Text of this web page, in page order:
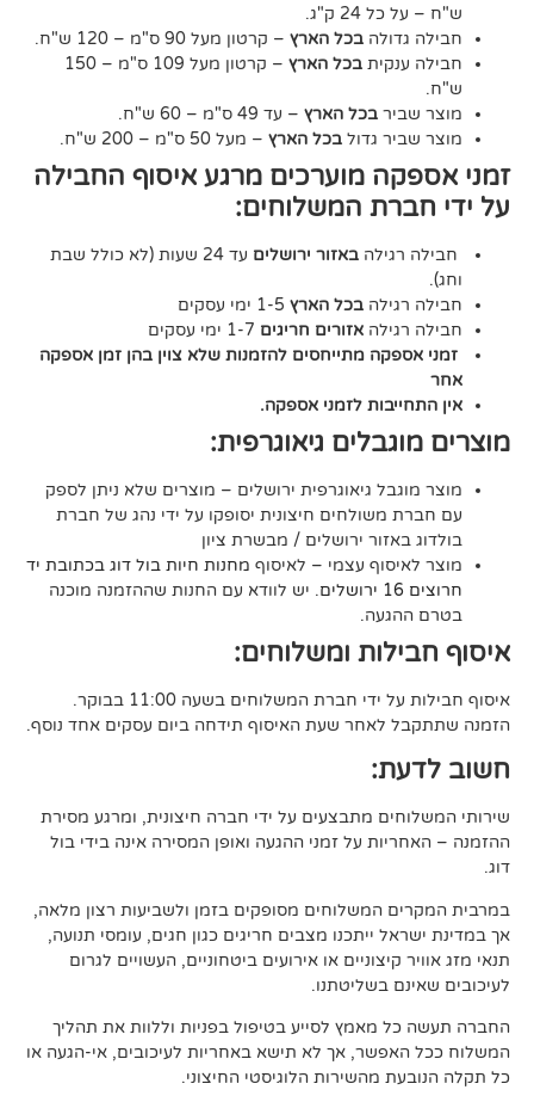
בכל הארץ – קרטון מעל 90 ס"מ – 120 ש"ח.
בכל הארץ – קרטון מעל 109 ס"מ – 150
בכל הארץ– עד 49 ס"מ – 60 ש"ח.
גדול
בכל הארץ– מעל 50 ס"מ – 200 ש"ח.
מוערכים מרגע איסוף החבילה
המשלוחים:
באזור ירושלים עד 24 שעות (לא כולל שבת
בכל הארץ1-5 ימי עסקים
אזורים חריגים1-7 ימי עסקים
מתייחסים להזמנות שלא צוין בהן זמן אספקה
לזמני אספקה.
גיאוגרפית:
גיאוגרפית ירושלים – מוצרים שלא ניתן לספק
חיצונית יסופקו על ידי נהג של חברת
ירושלים / מבשרת ציון
עצמי – לאיסוףמחנות חיות בול דוג בכתובת יד
. יש לוודא עם החנות שההזמנה מוכנה
ומשלוחים:
חברת המשלוחים בשעה 11:00 בבוקר.
לאחר שעת האיסוף תידחה ביום עסקים אחד נוסף.
מתבצעים על ידי חברה חיצונית, ומרגע מסירת
על זמני ההגעה ואופן המסירה אינה בידי בול
המשלוחים מסופקים בזמן ולשביעות רצון מלאה,
ייתכנו מצבים חריגים כגון חגים, עומסי תנועה,
או אירועים ביטחוניים, העשויים לגרום
בשליטתנו.
מאמץ לסייע בטיפול בפניות וללוות את תהליך
אך לא תישא באחריות לעיכובים, אי-הגעה או
מהשירות הלוגיסטי החיצוני.